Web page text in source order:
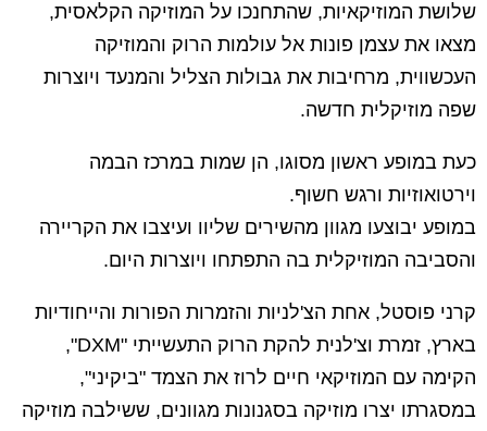
שלושת המוזיקאיות, שהתחנכו על המוזיקה הקלאסית,
מצאו את עצמן פונות אל עולמות הרוק והמוזיקה
העכשווית, מרחיבות את גבולות הצליל והמנעד ויוצרות
שפה מוזיקלית חדשה.
כעת במופע ראשון מסוגו, הן שמות במרכז הבמה
וירטואוזיות ורגש חשוף.
במופע יבוצעו מגוון מהשירים שליוו ועיצבו את הקריירה
והסביבה המוזיקלית בה התפתחו ויוצרות היום.
קרני פוסטל, אחת הצ'לניות והזמרות הפורות והייחודיות
בארץ, זמרת וצ'לנית להקת הרוק התעשייתי "DXM",
הקימה עם המוזיקאי חיים לרוז את הצמד "ביקיני",
במסגרתו יצרו מוזיקה בסגנונות מגוונים, ששילבה מוזיקה